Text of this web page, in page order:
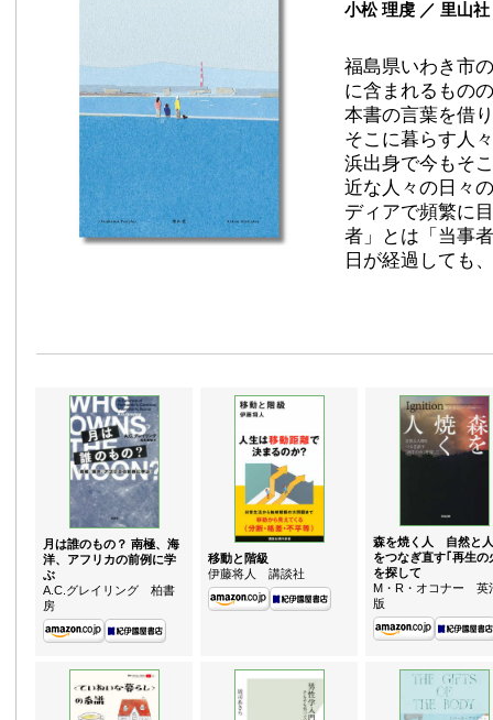
小松 理虔 ／ 里山社
福島県いわき市
に含まれるもの
本書の言葉を借
そこに暮らす人
浜出身で今もそ
近な人々の日々
ディアで頻繁に
者」とは「当事
日が経過しても
月は誰のもの？ 南極、海
洋、アフリカの前例に学
ぶ
A.C.グレイリング 柏書
房
移動と階級
伊藤将人 講談社
森を焼く人 自然と
をつなぎ直す｢再生の
を探して
M・R・オコナー 英
版